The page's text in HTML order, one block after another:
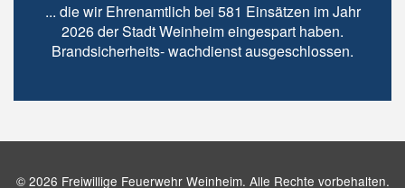
... die wir Ehrenamtlich bei 581 Einsätzen im Jahr
2026 der Stadt Weinheim eingespart haben.
Brandsicherheits- wachdienst ausgeschlossen.
© 2026 Freiwillige Feuerwehr Weinheim. Alle Rechte vorbehalten.